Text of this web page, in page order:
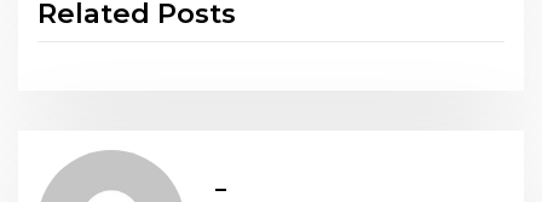
Related Posts